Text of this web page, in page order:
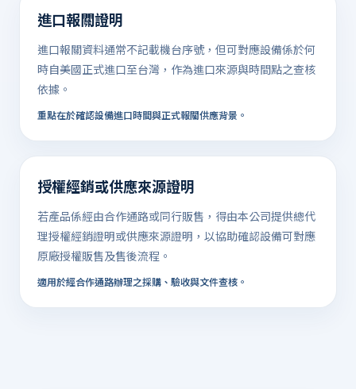
進口報關證明
進口報關資料通常不記載機台序號，但可對應設備係於何
時自美國正式進口至台灣，作為進口來源與時間點之查核
依據。
重點在於確認設備進口時間與正式報關供應背景。
授權經銷或供應來源證明
若產品係經由合作通路或同行販售，得由本公司提供總代
理授權經銷證明或供應來源證明，以協助確認設備可對應
原廠授權販售及售後流程。
適用於經合作通路辦理之採購、驗收與文件查核。